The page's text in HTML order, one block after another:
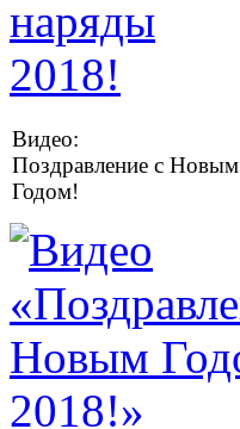
Видео:
Поздравление с Новым
Годом!